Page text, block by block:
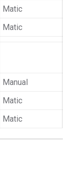
Matic
Matic
Manual
Matic
Matic